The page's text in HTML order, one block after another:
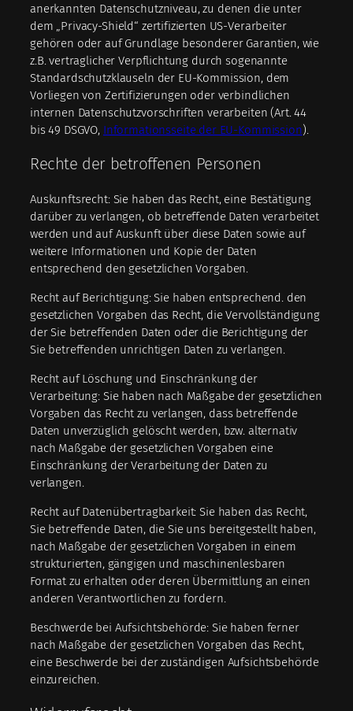
anerkannten Datenschutzniveau, zu denen die unter
dem „Privacy-Shield“ zertifizierten US-Verarbeiter
gehören oder auf Grundlage besonderer Garantien, wie
z.B. vertraglicher Verpflichtung durch sogenannte
Standardschutzklauseln der EU-Kommission, dem
Vorliegen von Zertifizierungen oder verbindlichen
internen Datenschutzvorschriften verarbeiten (Art. 44
bis 49 DSGVO, Informationsseite der EU-Kommission).
Rechte der betroffenen Personen
Auskunftsrecht: Sie haben das Recht, eine Bestätigung
darüber zu verlangen, ob betreffende Daten verarbeitet
werden und auf Auskunft über diese Daten sowie auf
weitere Informationen und Kopie der Daten
entsprechend den gesetzlichen Vorgaben.
Recht auf Berichtigung: Sie haben entsprechend. den
gesetzlichen Vorgaben das Recht, die Vervollständigung
der Sie betreffenden Daten oder die Berichtigung der
Sie betreffenden unrichtigen Daten zu verlangen.
Recht auf Löschung und Einschränkung der
Verarbeitung: Sie haben nach Maßgabe der gesetzlichen
Vorgaben das Recht zu verlangen, dass betreffende
Daten unverzüglich gelöscht werden, bzw. alternativ
nach Maßgabe der gesetzlichen Vorgaben eine
Einschränkung der Verarbeitung der Daten zu
verlangen.
Recht auf Datenübertragbarkeit: Sie haben das Recht,
Sie betreffende Daten, die Sie uns bereitgestellt haben,
nach Maßgabe der gesetzlichen Vorgaben in einem
strukturierten, gängigen und maschinenlesbaren
Format zu erhalten oder deren Übermittlung an einen
anderen Verantwortlichen zu fordern.
Beschwerde bei Aufsichtsbehörde: Sie haben ferner
nach Maßgabe der gesetzlichen Vorgaben das Recht,
eine Beschwerde bei der zuständigen Aufsichtsbehörde
einzureichen.